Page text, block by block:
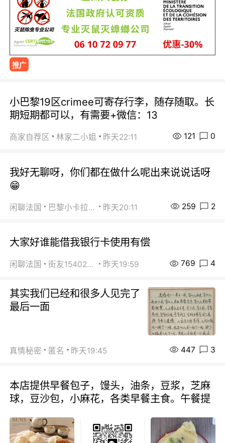
推广
小巴黎19区crimee可寄存行李，随存随取。长
期短期都可以，有需要+微信：13
商家自荐区 林家二小姐 昨天22:11 121 0
我好无聊呀，你们都在做什么呢出来说说话呀
😁
闲聊法国 巴黎小卡拉咪 昨天20:11 259 2
大家好谁能借我银行卡使用有偿
闲聊法国 街友15402223 昨天19:59 769 4
其实我们已经和很多人见完了
最后一面
真情秘密 匿名 昨天19:45 447 3
本店提供早餐包子，馒头，油条，豆浆，芝麻
球，豆沙包，小麻花，各类早餐主食。午餐提